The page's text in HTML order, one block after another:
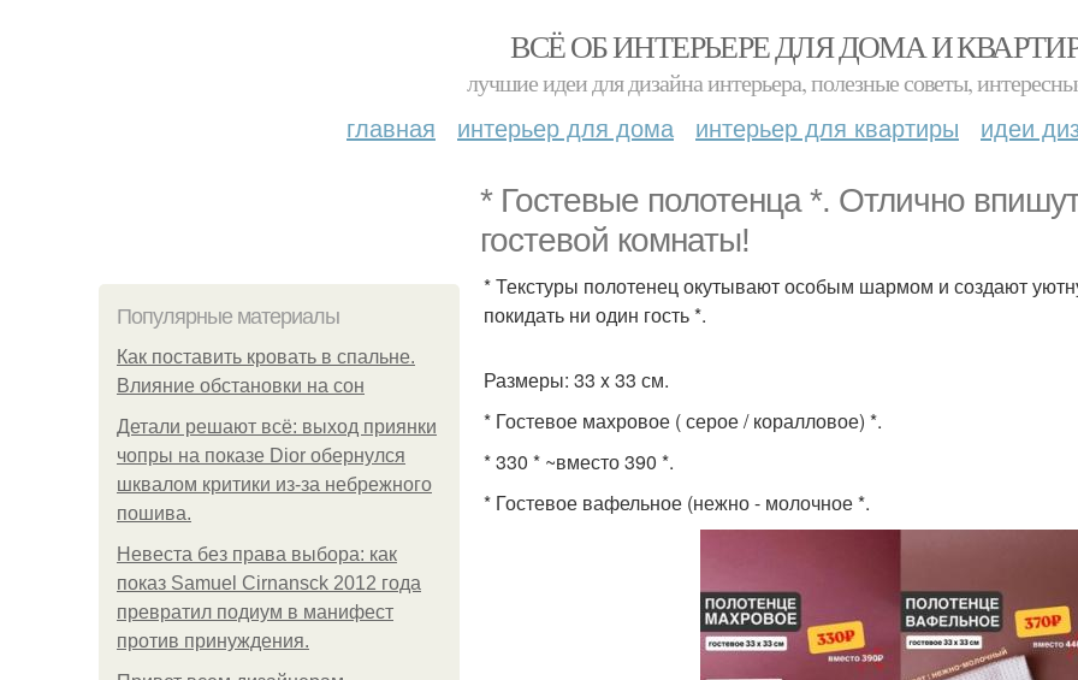
ВСЁ ОБ ИНТЕРЬЕРЕ ДЛЯ ДОМА И
лучшие идеи для дизайна интерьера, полезные советы,
главная интерьер для дома интерьер для квартиры идеи
* Гостевые полотенца *. Отлично
гостевой комнаты!
Популярные материалы
Как поставить кровать в спальне.
Влияние обстановки на сон
Детали решают всё: выход приянки
чопры на показе Dior обернулся
шквалом критики из-за небрежного
пошива.
Невеста без права выбора: как
показ Samuel Cirnansck 2012 года
превратил подиум в манифест
против принуждения.
* Текстуры полотенец окутывают особым шармом и создают
покидать ни один гость *.
Размеры: 33 x 33 см.
* Гостевое махровое ( серое / коралловое) *.
* 330 * ~вместо 390 *.
* Гостевое вафельное (нежно - молочное *.